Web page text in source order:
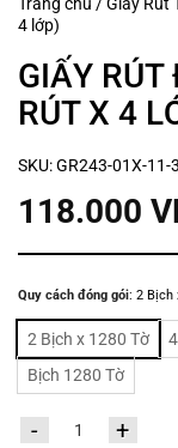
4 lớp)
GIẤY
RÚT X 4
SKU:GR243-01X-11-
118.000
Quy cách đóng gói: 2 Bịch
2 Bịch x 1280 Tờ
Bịch 1280 Tờ
Giấy rút đáy Capybara